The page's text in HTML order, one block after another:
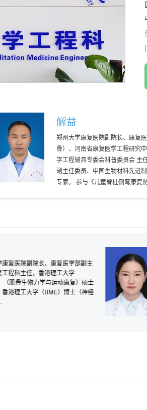
解益
郑州大学康复医院副院长、康复
骨）、河南省康复医学工程研究
学工程辅具专委会科普委员会 主
副主任委员、中国生物材料先进
专家。 参与《儿童脊柱侧弯康
郑州大学康复医院副院长、康复医学部副主
任，康复工程科主任，香港理工大学
（BME）（肌骨生物力学与运动康复）硕士
研究生、香港理工大学（BME）博士（神经
肌骨……